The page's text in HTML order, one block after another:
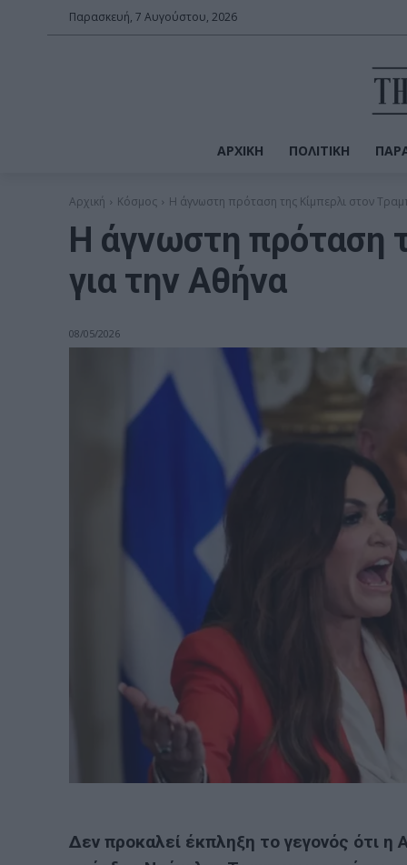
Παρασκευή, 7 Αυγούστου, 2026
ΑΡΧΙΚΉ ΠΟΛΙΤΙΚΉ
Αρχική Κόσμος Η άγνωστη πρόταση της Κίμπερλι στον
Η άγνωστη πρόταση
για την Αθήνα
08/05/2026
Δεν προκαλεί έκπληξη το γεγονός ότι η